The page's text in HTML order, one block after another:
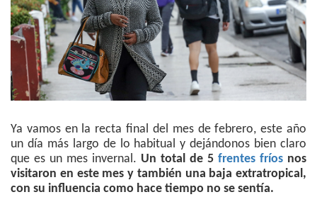
Ya vamos en la recta final del mes de febrero, este año
un día más largo de lo habitual y dejándonos bien claro
que es un mes invernal. Un total de 5 frentes fríos nos
visitaron en este mes y también una baja extratropical,
con su influencia como hace tiempo no se sentía.